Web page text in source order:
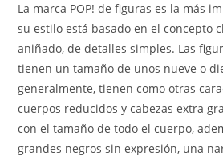
La marca POP! de figuras es la más
su estilo está basado en el concepto
aniñado, de detalles simples. Las
tienen un tamaño de unos nueve o
generalmente, tienen como otras
cuerpos reducidos y cabezas extra
con el tamaño de todo el cuerpo,
grandes negros sin expresión, una